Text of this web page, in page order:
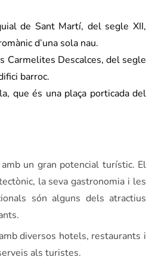
de Sant Martí, del segle XII,
d’una sola nau.
Carmelites Descalces, del segle
barroc.
que és una plaça porticada del
un gran potencial turístic. El
la seva gastronomia i les
són alguns dels atractius
diversos hotels, restaurants i
als turistes.